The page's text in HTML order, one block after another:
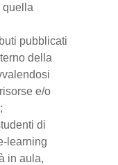
quella
pubblicati
della
e/o
di
learning
in aula,